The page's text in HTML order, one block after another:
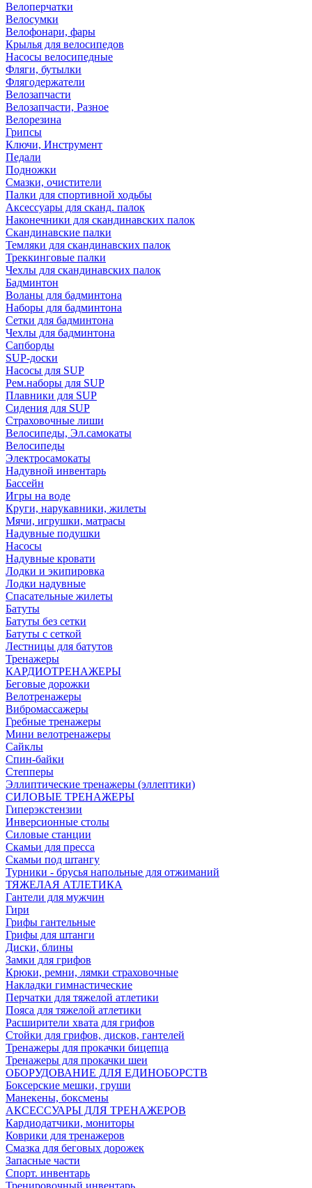
Велоперчатки
Велосумки
Велофонари, фары
Крылья для велосипедов
Насосы велосипедные
Фляги, бутылки
Флягодержатели
Велозапчасти
Велозапчасти, Разное
Велорезина
Грипсы
Ключи, Инструмент
Педали
Подножки
Смазки, очистители
Палки для спортивной ходьбы
Аксессуары для сканд. палок
Наконечники для скандинавских палок
Скандинавские палки
Темляки для скандинавских палок
Треккинговые палки
Чехлы для скандинавских палок
Бадминтон
Воланы для бадминтона
Наборы для бадминтона
Сетки для бадминтона
Чехлы для бадминтона
Сапборды
SUP-доски
Насосы для SUP
Рем.наборы для SUP
Плавники для SUP
Сидения для SUP
Страховочные лиши
Велосипеды, Эл.самокаты
Велосипеды
Электросамокаты
Надувной инвентарь
Бассейн
Игры на воде
Круги, нарукавники, жилеты
Мячи, игрушки, матрасы
Надувные подушки
Насосы
Надувные кровати
Лодки и экипировка
Лодки надувные
Спасательные жилеты
Батуты
Батуты без сетки
Батуты с сеткой
Лестницы для батутов
Тренажеры
КАРДИОТРЕНАЖЕРЫ
Беговые дорожки
Велотренажеры
Вибромассажеры
Гребные тренажеры
Мини велотренажеры
Сайклы
Спин-байки
Степперы
Эллиптические тренажеры (эллептики)
СИЛОВЫЕ ТРЕНАЖЕРЫ
Гиперэкстензии
Инверсионные столы
Силовые станции
Скамьи для пресса
Скамьи под штангу
Турники - брусья напольные для отжиманий
ТЯЖЕЛАЯ АТЛЕТИКА
Гантели для мужчин
Гири
Грифы гантельные
Грифы для штанги
Диски, блины
Замки для грифов
Крюки, ремни, лямки страховочные
Накладки гимнастические
Перчатки для тяжелой атлетики
Пояса для тяжелой атлетики
Расширители хвата для грифов
Стойки для грифов, дисков, гантелей
Тренажеры для прокачки бицепца
Тренажеры для прокачки шеи
ОБОРУДОВАНИЕ ДЛЯ ЕДИНОБОРСТВ
Боксерские мешки, груши
Манекены, боксмены
АКСЕССУАРЫ ДЛЯ ТРЕНАЖЕРОВ
Кардиодатчики, мониторы
Коврики для тренажеров
Смазка для беговых дорожек
Запасные части
Спорт. инвентарь
Тренировочный инвентарь